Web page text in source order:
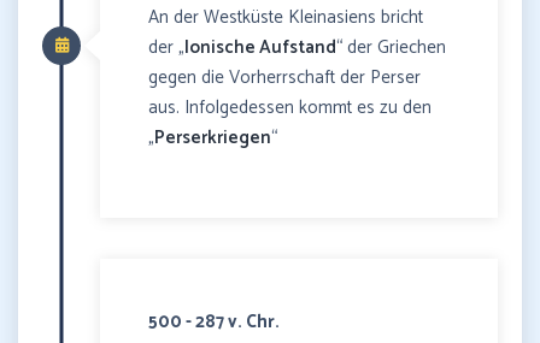
An der Westküste Kleinasiens bricht
der „Ionische Aufstand“ der Griechen
gegen die Vorherrschaft der Perser
aus. Infolgedessen kommt es zu den
„Perserkriegen“
500 - 287 v. Chr.